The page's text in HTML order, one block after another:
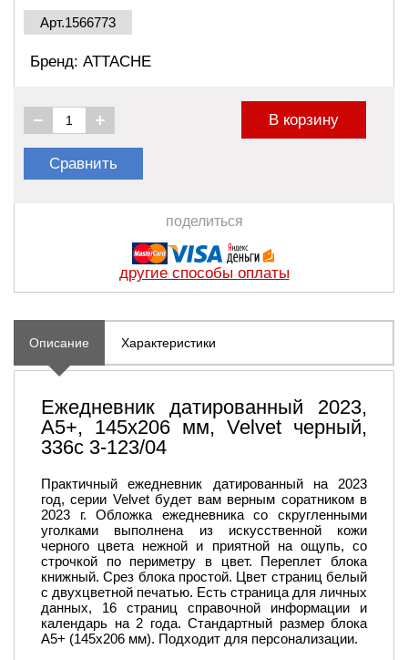
Арт.1566773
Бренд: ATTACHE
В корзину
Сравнить
поделиться
другие способы оплаты
Описание Характеристики
Ежедневник датированный 2023,
А5+, 145х206 мм, Velvet черный,
336с 3-123/04
Практичный ежедневник датированный на 2023
год, серии Velvet будет вам верным соратником в
2023 г. Обложка ежедневника со скругленными
уголками выполнена из искусственной кожи
черного цвета нежной и приятной на ощупь, со
строчкой по периметру в цвет. Переплет блока
книжный. Срез блока простой. Цвет страниц белый
с двухцветной печатью. Есть страница для личных
данных, 16 страниц справочной информации и
календарь на 2 года. Стандартный размер блока
А5+ (145х206 мм). Подходит для персонализации.